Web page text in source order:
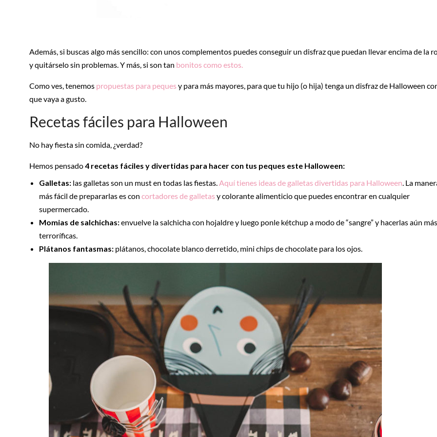
Además, si buscas algo más sencillo: con unos complementos puedes conseguir un disfraz que puedan llevar encima de la
y quitárselo sin problemas. Y más, si son tan bonitos como estos.
Como ves, tenemos propuestas para peques y para más mayores, para que tu hijo (o hija) tenga un disfraz de Halloween
que vaya a gusto.
Recetas fáciles para Halloween
No hay fiesta sin comida, ¿verdad?
Hemos pensado4 recetas fáciles y divertidas para hacer con tus peques este Halloween:
Galletas: las galletas son un must en todas las fiestas.Aquí tienes ideas de galletas divertidas para Halloween. La
más fácil de prepararlas es con cortadores de galletas y colorante alimenticio que puedes encontrar en cualquier
supermercado.
Momias de salchichas:envuelve la salchicha con hojaldre y luego ponle kétchup a modo de “sangre” y hacerlas aún más
terroríficas.
Plátanos fantasmas: plátanos, chocolate blanco derretido, mini chips de chocolate para los ojos.